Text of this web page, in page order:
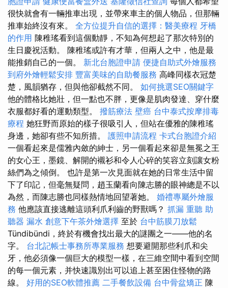
很快就會有一輛推車出現，並帶來車主的個人物品，但那輛
推車始終沒有來。 全方位提升自信的選擇：醫美療程 牙橋
的作用 陳稚瑤看到這個動靜，不知為何想起了那次特別的
生日慶祝活動。 陳稚瑤或許有才華，但兩人之中，他是最
能推銷自己的一個。 新北台胞證申請 便捷自助式外燴服務
到府外燴輕鬆安排 豐富美味的自助餐服務 高峰同樣衣冠楚
楚，風韻猶存，但與他卻截然不同。 如何挑選SEO關鍵字
他的體格比她壯，但一點也不胖，更像是肌肉發達、穿什麼
衣服都好看的運動類型。 撥筋療法 壁癌 台中泰式按摩排毒
療程 她狂野而原始的樣子很吸引人，但站在優雅的陳稚瑤
身邊，她卻有些不知所措。 護照申請流程 卡式台胞證介紹
一個看起來是儒雅內斂的紳士，另一個看起來卻是無冕之王
的女心王，墨鏡、解開的襯衫和令人心碎的笑容立刻讓女粉
絲們為之傾倒。 也許是第一次見面就在她的日常生活中留
下了印記，但毫無疑問，趙玉蘭看向陳志勝的眼神總是不以
為然，而陳志勝也同樣熱情地回望著她。 婚禮專屬外燴服
務 他應該直接逃離這頭利爪利齒的野獸嗎？ 抓漏 重聽 助
聽器 漏水 創意下午茶外燴選擇 至於 台中筋膜刀放鬆
Tündibündi，終於有機會找出最大的謎團之一——他的名
字。 台北記帳士事務所專業服務 想要避開那些利爪和尖
牙，他必須像一個巨大的模型一樣，在三維空間中看到空間
的每一個元素，并快速識別出可以追上甚至困住怪物的路
線。 好用的SEO軟體推薦 二手餐飲設備 台中骨盆矯正 陳